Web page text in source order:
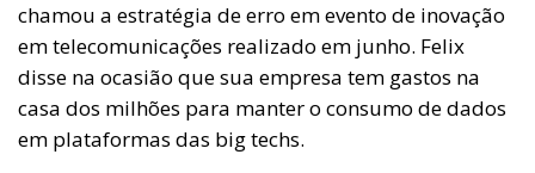
chamou a estratégia de erro em evento de inovação
em telecomunicações realizado em junho. Felix
disse na ocasião que sua empresa tem gastos na
casa dos milhões para manter o consumo de dados
em plataformas das big techs.